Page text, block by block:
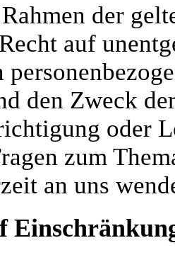
der
auf
den Zweck
oder
zum
an uns